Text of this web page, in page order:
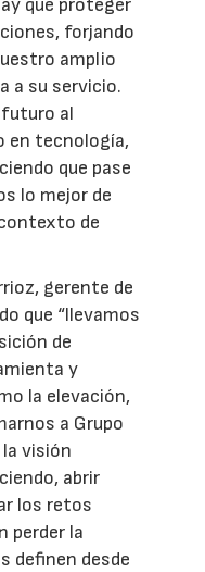
que proteger
forjando
amplio
a su servicio.
futuro al
en tecnología,
que pase
lo mejor de
de
gerente de
que “llevamos
de
y
la elevación,
a Grupo
la visión
abrir
los retos
perder la
definen desde